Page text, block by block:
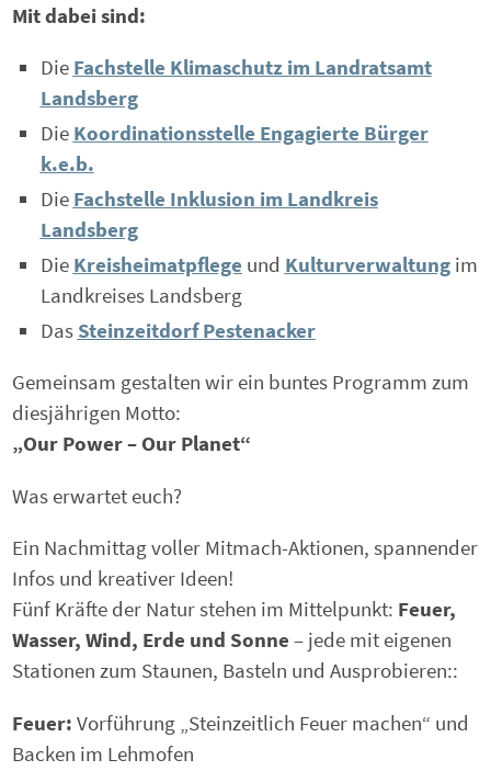
Mit dabei sind:
Die Fachstelle Klimaschutz im Landratsamt
Landsberg
Die Koordinationsstelle Engagierte Bürger
k.e.b.
Die Fachstelle Inklusion im Landkreis
Landsberg
Die Kreisheimatpflege und Kulturverwaltungim
Landkreises Landsberg
Das Steinzeitdorf Pestenacker
Gemeinsam gestalten wir ein buntes Programm zum
diesjährigen Motto:
„Our Power – Our Planet“
Was erwartet euch?
Ein Nachmittag voller Mitmach-Aktionen, spannender
Infos und kreativer Ideen!
Fünf Kräfte der Natur stehen im Mittelpunkt: Feuer,
Wasser, Wind, Erde und Sonne – jede mit eigenen
Stationen zum Staunen, Basteln und Ausprobieren::
Feuer: Vorführung „Steinzeitlich Feuer machen“ und
Backen im Lehmofen